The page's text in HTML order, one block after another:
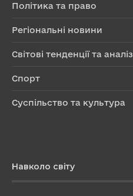
Політика та право
Регіональні новини
Світові тенденції та аналіз
Спорт
Суспільство та культура
Навколо світу